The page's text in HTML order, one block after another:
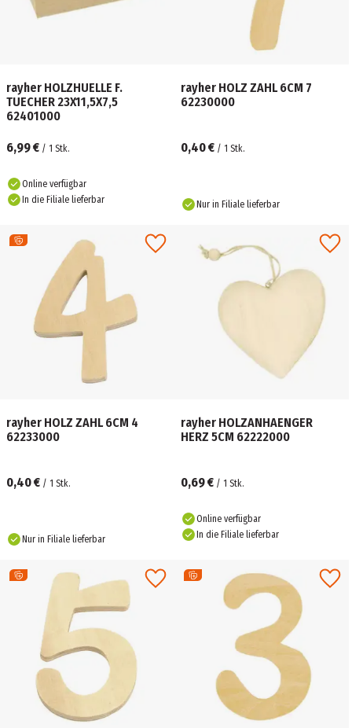
rayher HOLZHUELLE F.
TUECHER 23X11,5X7,5
62401000
6,99 € / 1 Stk.
Online verfügbar
In die Filiale lieferbar
rayher HOLZ ZAHL 6CM 7
62230000
0,40 € / 1 Stk.
Nur in Filiale lieferbar
rayher HOLZ ZAHL 6CM 4
62233000
0,40 € / 1 Stk.
Nur in Filiale lieferbar
rayher HOLZANHAENGER
HERZ 5CM 62222000
0,69 € / 1 Stk.
Online verfügbar
In die Filiale lieferbar